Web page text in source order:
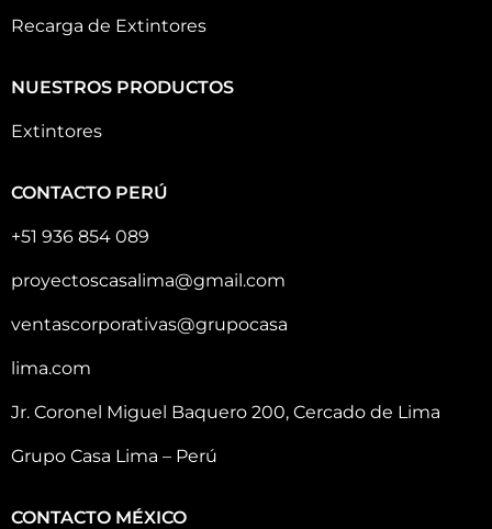
Recarga de Extintores
NUESTROS PRODUCTOS
Extintores
CONTACTO PERÚ
+51 936 854 089
proyectoscasalima@gmail.com
ventascorporativas@grupocasa
lima.com
Jr. Coronel Miguel Baquero 200, Cercado de Lima
Grupo Casa Lima – Perú
CONTACTO MÉXICO